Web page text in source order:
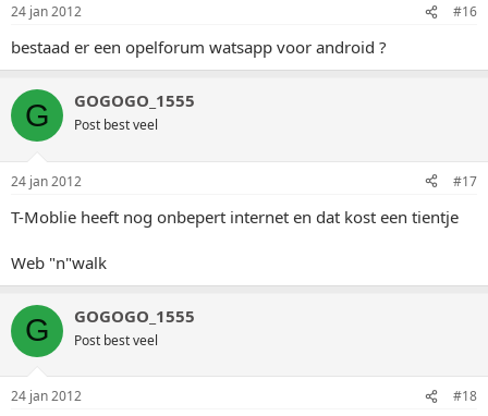
24 jan 2012 #16
bestaad er een opelforum watsapp voor android ?
G GOGOGO_1555
Post best veel
24 jan 2012 #17
T-Moblie heeft nog onbepert internet en dat kost een tientje
Web "n"walk
G GOGOGO_1555
Post best veel
24 jan 2012 #18